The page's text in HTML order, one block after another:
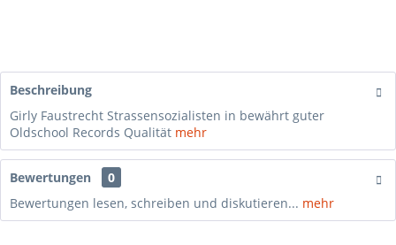
Beschreibung
Girly Faustrecht Strassensozialisten in bewährt guter
Oldschool Records Qualität mehr
Bewertungen
0
Bewertungen lesen, schreiben und diskutieren... mehr